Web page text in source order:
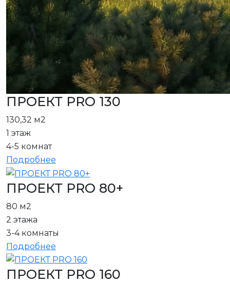
ПРОЕКТ PRO 130
130,32 м2
1 этаж
4-5 комнат
Подробнее
ПРОЕКТ PRO 80+
80 м2
2 этажа
3-4 комнаты
Подробнее
ПРОЕКТ PRO 160